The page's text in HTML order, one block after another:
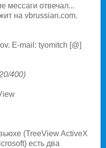
мессаги отвечал...
на vbrussian.com.
E-mail: tyomitch [@]
400)
(TreeView ActiveX
еcть два